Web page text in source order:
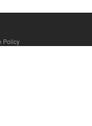
Policy
- Rea n.557643